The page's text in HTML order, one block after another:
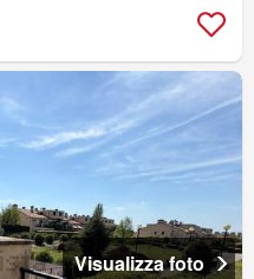
Visualizza foto